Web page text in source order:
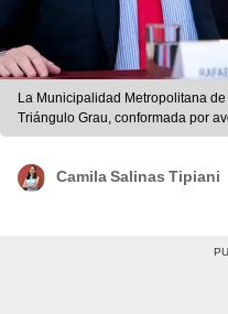
La Municipalidad Metropolitana
Triángulo Grau, conformada por
Piérola, Montevideo, Leticia,
Camila Salinas Tipiani